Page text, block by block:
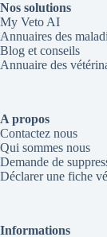
Nos solutions
My Veto AI
Annuaires des
Blog et conseils
Annuaire des
A propos
Contactez nous
Qui sommes nous
Demande de
Déclarer une fiche
Informations